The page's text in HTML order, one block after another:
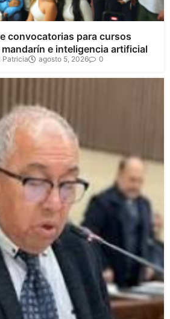
convocatorias para cursos
e inteligencia artificial
Patricia agosto 5, 2026 0